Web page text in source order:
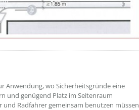
Anwendung, wo Sicherheitsgründe eine
und genügend Platz im Seitenraum
und Radfahrer gemeinsam benutzen müssen